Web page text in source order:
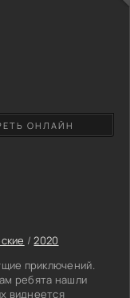
настигает
/2020
приключений.
ребята нашли
виднеется
ОНЛАЙН